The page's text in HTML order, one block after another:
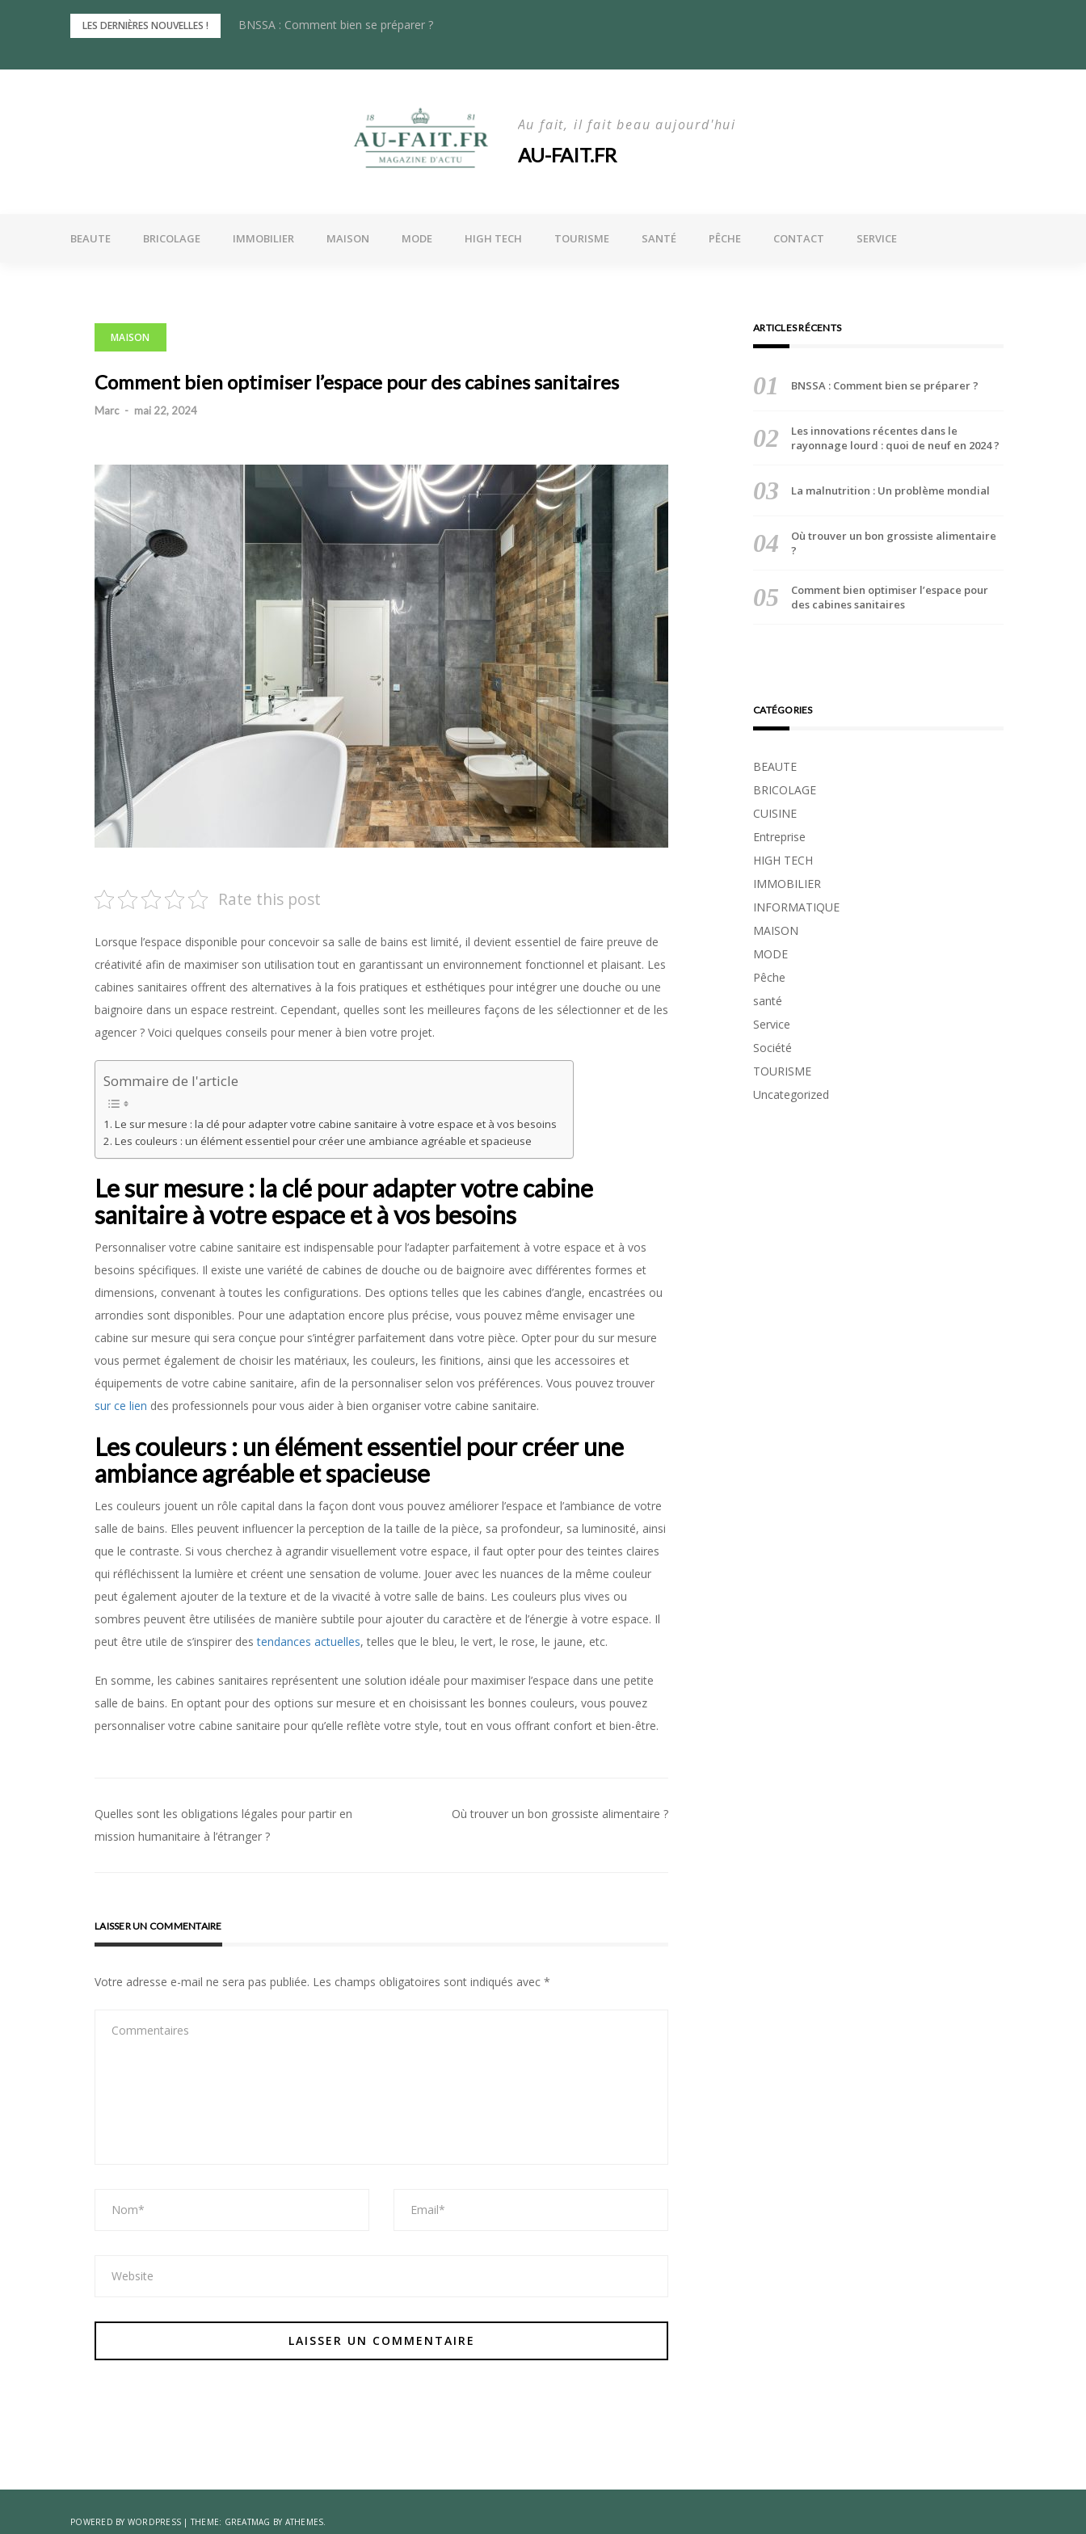
LES DERNIÈRES NOUVELLES ! BNSSA : Comment bien se préparer ?
Les innovations récentes dans le rayonnage lourd : quoi de neuf en 2024 ?
Au fait, il fait beau aujourd'hui
AU-FAIT.FR
BEAUTE BRICOLAGE IMMOBILIER MAISON MODE HIGH TECH TOURISME SANTÉ PÊCHE CONTACT SERVICE
MAISON
Comment bien optimiser l’espace pour des cabines sanitaires
Marc - mai 22, 2024
Rate this post
Lorsque l’espace disponible pour concevoir sa salle de bains est limité, il devient essentiel de faire preuve de
créativité afin de maximiser son utilisation tout en garantissant un environnement fonctionnel et plaisant. Les
cabines sanitaires offrent des alternatives à la fois pratiques et esthétiques pour intégrer une douche ou une
baignoire dans un espace restreint. Cependant, quelles sont les meilleures façons de les sélectionner et de les
agencer ? Voici quelques conseils pour mener à bien votre projet.
Sommaire de l'article
Le sur mesure : la clé pour adapter votre cabine sanitaire à votre espace et à vos besoins
Les couleurs : un élément essentiel pour créer une ambiance agréable et spacieuse
Le sur mesure : la clé pour adapter votre cabine
sanitaire à votre espace et à vos besoins
Personnaliser votre cabine sanitaire est indispensable pour l’adapter parfaitement à votre espace et à vos
besoins spécifiques. Il existe une variété de cabines de douche ou de baignoire avec différentes formes et
dimensions, convenant à toutes les configurations. Des options telles que les cabines d’angle, encastrées ou
arrondies sont disponibles. Pour une adaptation encore plus précise, vous pouvez même envisager une
cabine sur mesure qui sera conçue pour s’intégrer parfaitement dans votre pièce. Opter pour du sur mesure
vous permet également de choisir les matériaux, les couleurs, les finitions, ainsi que les accessoires et
équipements de votre cabine sanitaire, afin de la personnaliser selon vos préférences. Vous pouvez trouver
sur ce lien des professionnels pour vous aider à bien organiser votre cabine sanitaire.
Les couleurs : un élément essentiel pour créer une
ambiance agréable et spacieuse
Les couleurs jouent un rôle capital dans la façon dont vous pouvez améliorer l’espace et l’ambiance de votre
salle de bains. Elles peuvent influencer la perception de la taille de la pièce, sa profondeur, sa luminosité, ainsi
que le contraste. Si vous cherchez à agrandir visuellement votre espace, il faut opter pour des teintes claires
qui réfléchissent la lumière et créent une sensation de volume. Jouer avec les nuances de la même couleur
peut également ajouter de la texture et de la vivacité à votre salle de bains. Les couleurs plus vives ou
sombres peuvent être utilisées de manière subtile pour ajouter du caractère et de l’énergie à votre espace. Il
peut être utile de s’inspirer destendances actuelles, telles que le bleu, le vert, le rose, le jaune, etc.
En somme, les cabines sanitaires représentent une solution idéale pour maximiser l’espace dans une petite
salle de bains. En optant pour des options sur mesure et en choisissant les bonnes couleurs, vous pouvez
personnaliser votre cabine sanitaire pour qu’elle reflète votre style, tout en vous offrant confort et bien-être.
Navigation
Quelles sont les obligations légales pour partir en
mission humanitaire à l’étranger ?
Où trouver un bon grossiste alimentaire ?
LAISSER UN COMMENTAIRE
Votre adresse e-mail ne sera pas publiée. Les champs obligatoires sont indiqués avec *
ARTICLES RÉCENTS
BNSSA : Comment bien se préparer ?
Les innovations récentes dans le
rayonnage lourd : quoi de neuf en 2024 ?
La malnutrition : Un problème mondial
Où trouver un bon grossiste alimentaire
?
Comment bien optimiser l’espace pour
des cabines sanitaires
CATÉGORIES
BEAUTE
BRICOLAGE
CUISINE
Entreprise
HIGH TECH
IMMOBILIER
INFORMATIQUE
MAISON
MODE
Pêche
santé
Service
Société
TOURISME
Uncategorized
POWERED BY WORDPRESS | THEME: GREATMAG BY ATHEMES.